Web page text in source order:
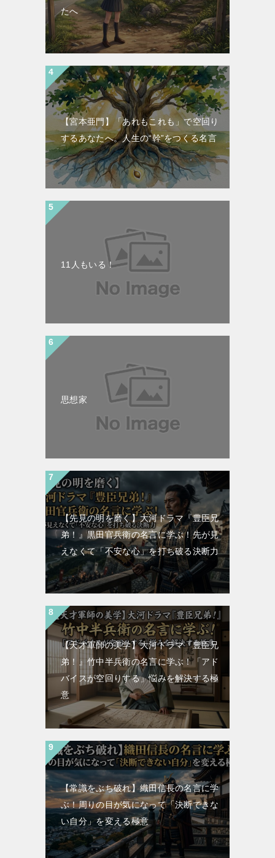
たへ
【宮本亜門】「あれもこれも」で空回り
するあなたへ。人生の“幹”をつくる名言
11人もいる！
思想家
【先見の明を磨く】大河ドラマ『豊臣兄
弟！』黒田官兵衛の名言に学ぶ！先が見
えなくて「不安な心」を打ち破る決断力
【天才軍師の美学】大河ドラマ『豊臣兄
弟！』竹中半兵衛の名言に学ぶ！「アド
バイスが空回りする」悩みを解決する極
意
【常識をぶち破れ】織田信長の名言に学
ぶ！周りの目が気になって「決断できな
い自分」を変える極意